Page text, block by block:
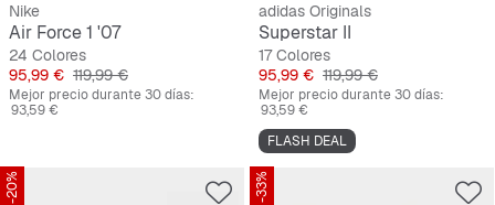
Nike
Air Force 1 '07
24 Colores
Precio
95,99 € Precio original
119,99 €
Mejor precio durante 30 días:
93,59 €
adidas Originals
Superstar II
17 Colores
Precio
95,99 € Precio original
119,99 €
Mejor precio durante 30 días:
93,59 €
FLASH DEAL
-20% -33%